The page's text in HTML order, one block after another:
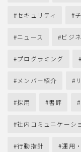
セキュリティ
ニュース ビジ
プログラミング
メンバー紹介
採用 書評
社内コミュニケーシ
行動指針 運用